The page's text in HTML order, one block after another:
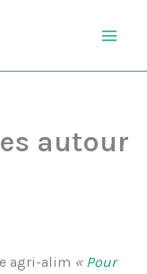
autour
agri-alim « Pour